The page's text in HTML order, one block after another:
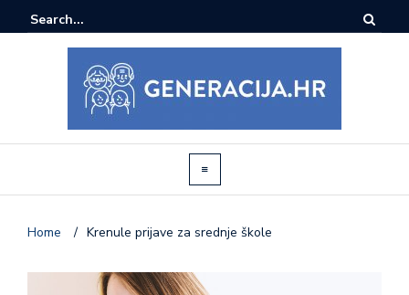
Home / Krenule prijave za srednje škole